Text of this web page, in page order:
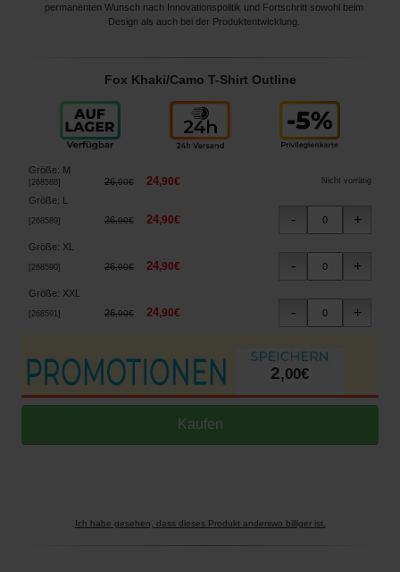
permanenten Wunsch nach Innovationspolitik und Fortschritt sowohl beim
Design als auch bei der Produktentwicklung.
Fox Khaki/Camo T-Shirt Outline
Größe: M
268588 ] 26,90€ 24,90€ Nicht vorrätig
Größe:
268589] 26,90€ 24,90€
Größe: XL
268590] 26,90€ 24,90€
Größe: XXL
268591 ] 26,90€ 24,90€
2,00€
Ich habe gesehen, dass dieses Produkt anderswo billiger ist.